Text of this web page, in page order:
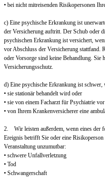
• bei nicht mitreisenden Risikopersonen
c) Eine psychische Erkrankung ist
der Versicherung auftritt. Der Schub oder
psychischen Erkrankung ist versichert,
vor Abschluss der Versicherung stattfand.
oder Vorsorge sind keine Behandlung. Sie
Versicherungsschutz.
d) Eine psychische Erkrankung ist schwer,
• sie stationär behandelt wird oder
• sie von einem Facharzt für Psychiatrie
• von Ihrem Krankenversicherer eine
2. Wir leisten außerdem, wenn eines der
Ereignis betrifft Sie oder eine
Veranstaltung unzumutbar:
• schwere Unfallverletzung
• Tod
• Schwangerschaft